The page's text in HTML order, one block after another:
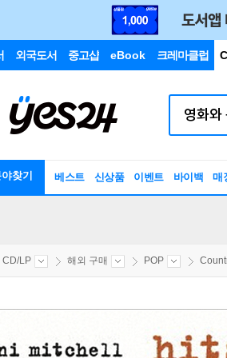
외국도서 중고샵 eBook 크레마클럽
찾기 베스트 신상품 이벤트 바이백 매
CD/LP 해외 구매 POP